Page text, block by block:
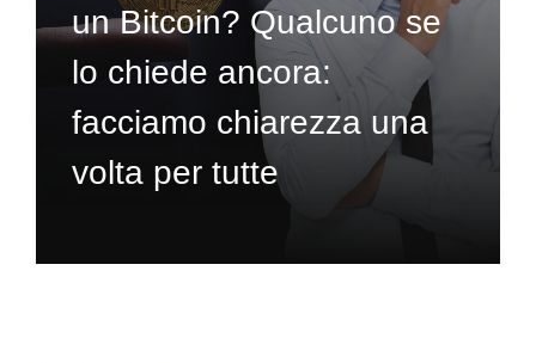
un Bitcoin? Qualcuno se
lo chiede ancora:
facciamo chiarezza una
volta per tutte